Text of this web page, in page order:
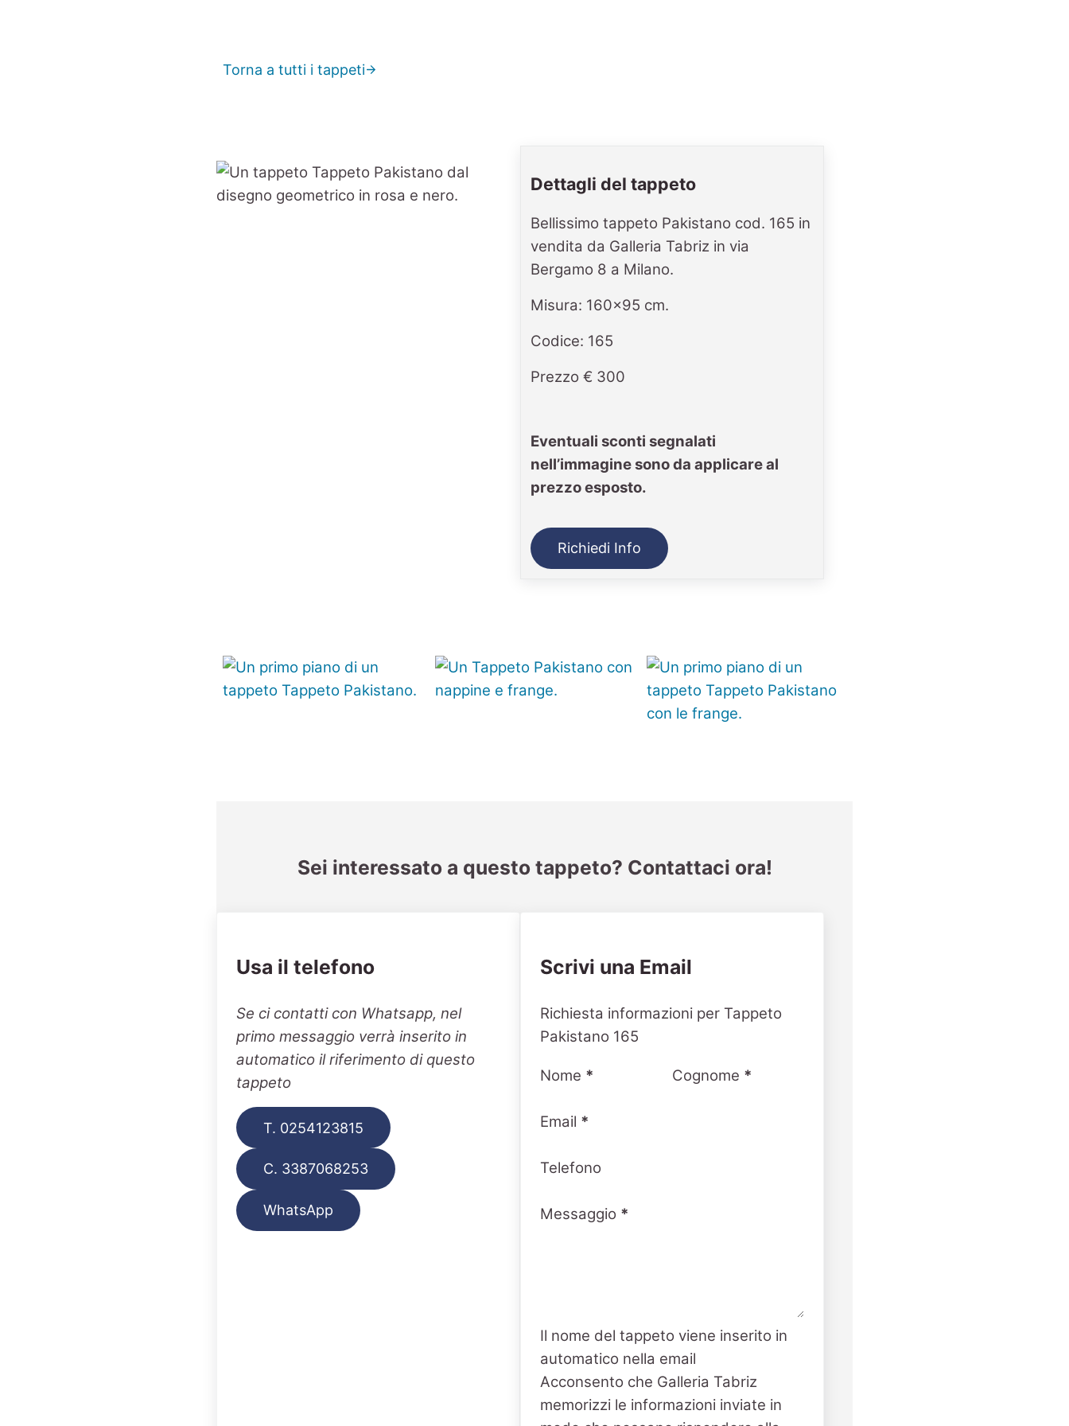
Torna a tutti i tappeti
Dettagli del tappeto
Bellissimo tappeto Pakistano cod. 165 in
vendita da Galleria Tabriz in via
Bergamo 8 a Milano.
Misura: 160x95 cm.
Codice: 165
Prezzo € 300
Eventuali sconti segnalati
nell’immagine sono da applicare al
prezzo esposto.
Richiedi Info
Sei interessato a questo tappeto? Contattaci ora!
Usa il telefono
Se ci contatti con Whatsapp, nel
primo messaggio verrà inserito in
automatico il riferimento di questo
tappeto
T. 0254123815
C. 3387068253
WhatsApp
Scrivi una Email
Section
Richiesta informazioni per Tappeto
Pakistano 165
Nome * Cognome *
Email *
Telefono
Messaggio *
Il nome del tappeto viene inserito in
automatico nella email
Acconsento che Galleria Tabriz
memorizzi le informazioni inviate in